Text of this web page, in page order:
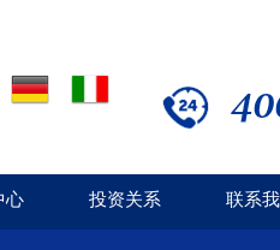
心 投资关系 联系